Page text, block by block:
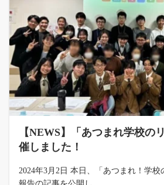
【NEWS】「あつまれ学校の
催しました！
2024年3月2日 本日、「あつまれ！学